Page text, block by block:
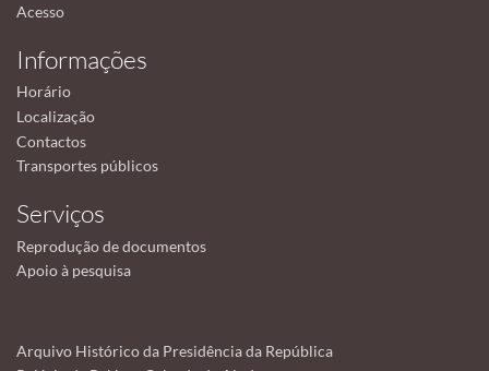
Acesso
Informações
Horário
Localização
Contactos
Transportes públicos
Serviços
Reprodução de documentos
Apoio à pesquisa
Arquivo Histórico da Presidência da República